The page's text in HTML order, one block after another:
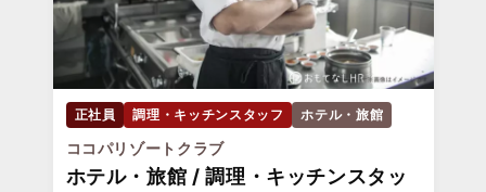
正社員 調理・キッチンスタッフ ホテル・旅館
ココパリゾートクラブ
ホテル・旅館 / 調理・キッチンスタッ